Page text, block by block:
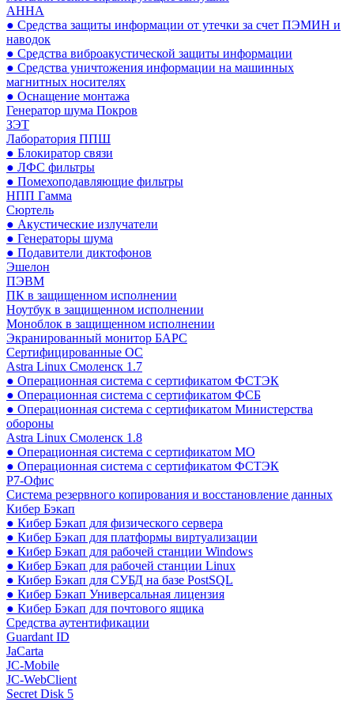
АННА
● Средства защиты информации от утечки за счет ПЭМИН и
наводок
● Средства виброакустической защиты информации
● Средства уничтожения информации на машинных
магнитных носителях
● Оснащение монтажа
Генератор шума Покров
ЗЭТ
Лаборатория ППШ
● Блокиратор связи
● ЛФС фильтры
● Помехоподавляющие фильтры
НПП Гамма
Сюртель
● Акустические излучатели
● Генераторы шума
● Подавители диктофонов
Эшелон
ПЭВМ
ПК в защищенном исполнении
Ноутбук в защищенном исполнении
Моноблок в защищенном исполнении
Экранированный монитор БАРС
Сертифицированные ОС
Astra Linux Смоленск 1.7
● Операционная система с сертификатом ФСТЭК
● Операционная система с сертификатом ФСБ
● Операционная система с сертификатом Министерства
обороны
Astra Linux Смоленск 1.8
● Операционная система с сертификатом МО
● Операционная система с сертификатом ФСТЭК
Р7-Офис
Система резервного копирования и восстановление данных
Кибер Бэкап
● Кибер Бэкап для физического сервера
● Кибер Бэкап для платформы виртуализации
● Кибер Бэкап для рабочей станции Windows
● Кибер Бэкап для рабочей станции Linux
● Кибер Бэкап для СУБД на базе PostSQL
● Кибер Бэкап Универсальная лицензия
● Кибер Бэкап для почтового ящика
Средства аутентификации
Guardant ID
JaCarta
JC-Mobile
JC-WebClient
Secret Disk 5